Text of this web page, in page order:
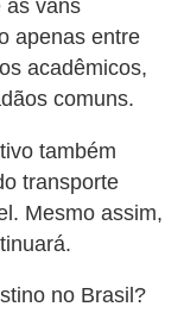
as vans
apenas entre
acadêmicos,
comuns.
também
transporte
Mesmo assim,
no Brasil?